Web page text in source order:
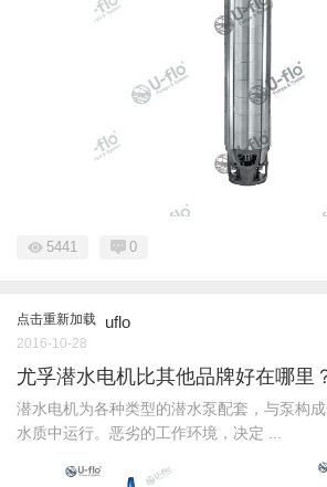
5441 0
点击重新加载 uflo
2016-10-28
尤孚潜水电机比其他品牌好在哪里
潜水电机为各种类型的潜水泵配套，与泵构
水质中运行。恶劣的工作环境，决定 ...